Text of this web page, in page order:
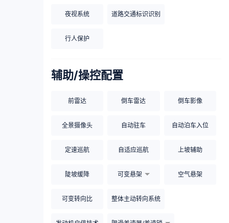
夜视系统 道路交通标识识别
行人保护
辅助/操控配置
前雷达 倒车雷达 倒车影像
全景摄像头 自动驻车 自动泊车入位
定速巡航 自适应巡航 上坡辅助
陡坡缓降 可变悬架 空气悬架
可变转向比 整体主动转向系统